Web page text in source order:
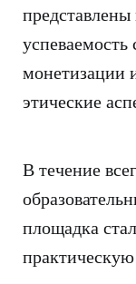
монетизации
этические
В течение
площадка